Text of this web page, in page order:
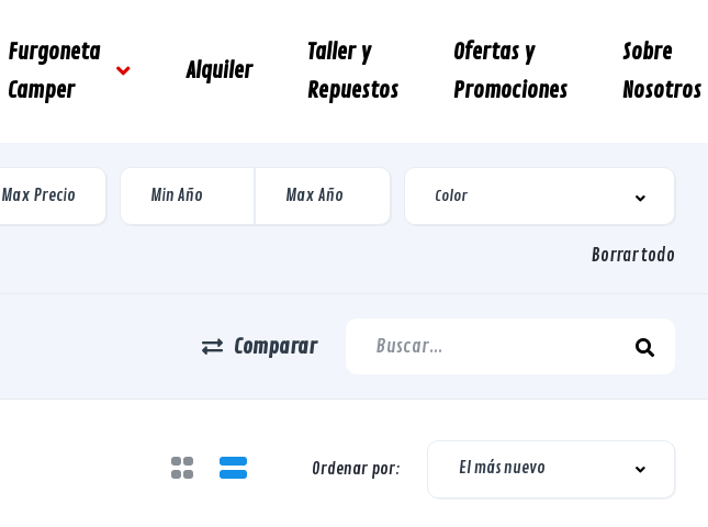
Furgoneta
Camper
Alquiler
Taller y
Repuestos
Ofertas y
Promociones
Sobre
Nosotros
Borrar todo
Comparar
Ordenar por: El más nuevo